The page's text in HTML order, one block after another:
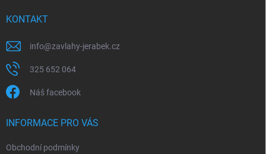
KONTAKT
info@zavlahy-jerabek.cz
325 652 064
Náš facebook
INFORMACE PRO VÁS
Obchodní podmínky